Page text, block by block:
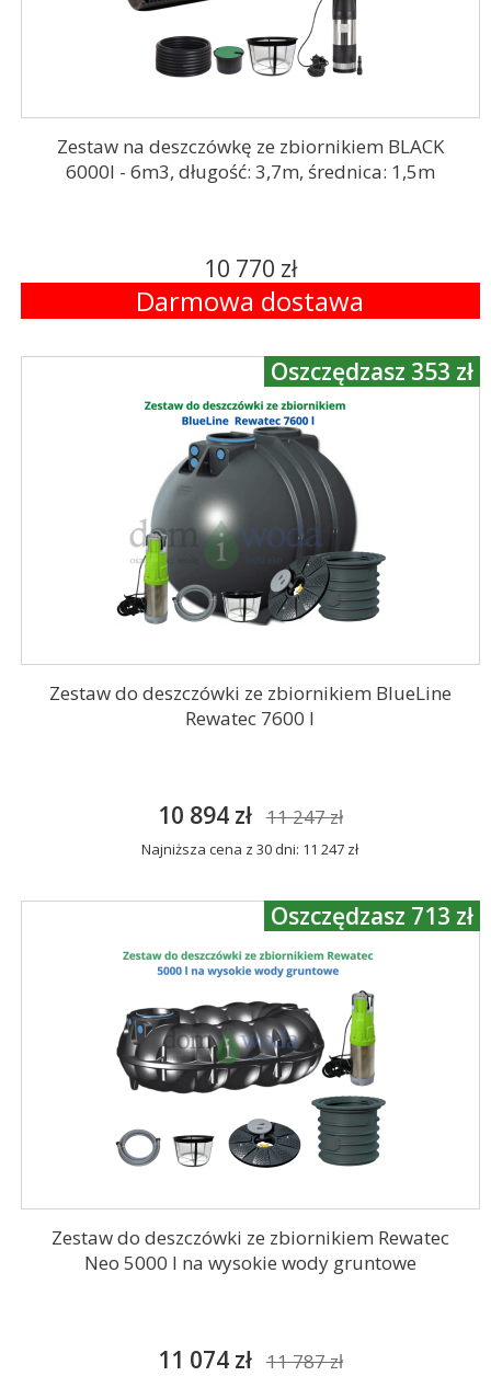
Zestaw na deszczówkę ze zbiornikiem BLACK
6000l - 6m3, długość: 3,7m, średnica: 1,5m
10 770 zł
Darmowa dostawa
Zestaw do deszczówki ze zbiornikiem BlueLine
Rewatec 7600 l
10 894 zł 11 247 zł
Najniższa cena z 30 dni: 11 247 zł
Oszczędzasz 353 zł
Zestaw do deszczówki ze zbiornikiem Rewatec
Neo 5000 l na wysokie wody gruntowe
11 074 zł 11 787 zł
Oszczędzasz 713 zł